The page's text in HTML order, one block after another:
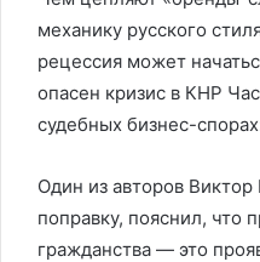
механику русского
рецессия может
опасен кризис в КНР
судебных бизнес-
Один из авторов
поправку, пояснил, что
гражданства — это